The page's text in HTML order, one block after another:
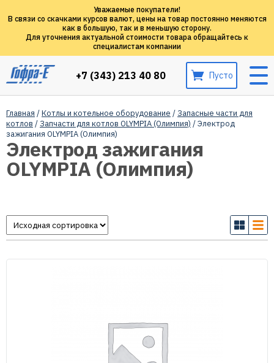
Уважаемые покупатели!
В связи со скачками курсов валют, цены на товар постоянно меняются
как в большую, так и в меньшую сторону.
Для уточнения актуальной стоимости товара обращайтесь к
специалистам компании
+7 (343) 213 40 80 Пусто
Главная /Котлы и котельное оборудование /Запасные части для
котлов /Запчасти для котлов OLYMPIA (Олимпия) / Электрод
зажигания OLYMPIA (Олимпия)
Электрод зажигания
OLYMPIA (Олимпия)